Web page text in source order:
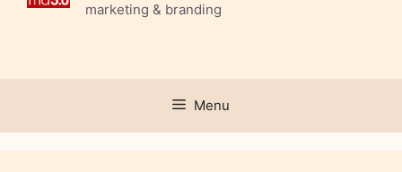
marketing & branding
Menu